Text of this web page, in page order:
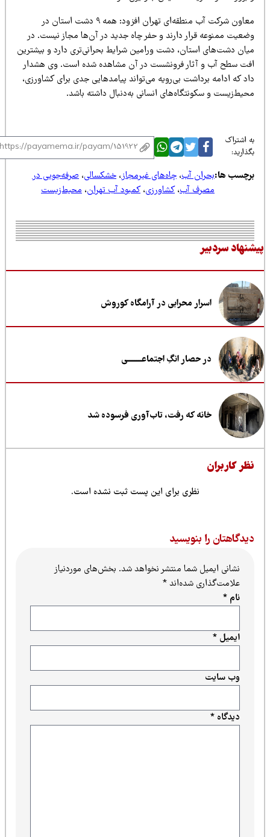
معاون شرکت آب منطقه‌ای تهران افزود: همه ۹ دشت استان در
ممنوعه قرار دارند و حفر چاه جدید در آن‌ها مجاز نیست. در
دشت‌های استان، دشت ورامین شرایط بحرانی‌تری دارد و بیشترین
سطح آب و آثار فرونشست در آن مشاهده شده است. وی هشدار
که ادامه برداشت بی‌رویه می‌تواند پیامدهایی جدی برای کشاورزی،
و سکونتگاه‌های انسانی به‌دنبال داشته باشد.
اشتراک
ها:بحران آب،چاه‌های غیرمجاز،خشکسالی،صرفه‌جویی در
مصرف آب،کشاورزی،کمبود آب تهران،محیط‌زیست
سردبیر
اسرار محرابی در آرامگاه کوروش
در حصار انگِ اجتماعــــــــی
خانه که رفت، تاب‌آوری فرسوده شد
کاربران
نظری برای این پست ثبت نشده است.
را بنویسید
نشانی ایمیل شما منتشر نخواهد شد.بخش‌های موردنیاز
علامت‌گذاری شده‌اند*
دیدگاه*
ایمیل*
وب‌ سایت